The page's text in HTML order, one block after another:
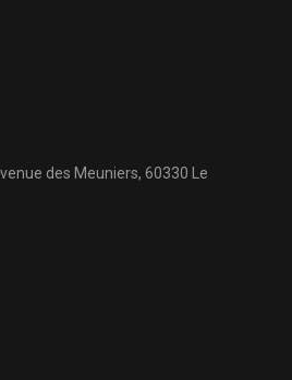
des Meuniers, 60330 Le